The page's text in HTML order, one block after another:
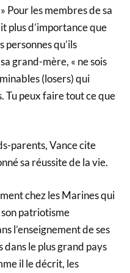
Pour les membres de sa
plus d’importance que
personnes qu’ils
grand-mère, « ne sois
(losers) qui
Tu peux faire tout ce que
parents, Vance cite
sa réussite de la vie.
chez les Marines qui
patriotisme
l’enseignement de ses
dans le plus grand pays
il le décrit, les